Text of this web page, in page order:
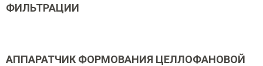
ФИЛЬТРАЦИИ
АППАРАТЧИК ФОРМОВАНИЯ ЦЕЛЛОФАНОВОЙ